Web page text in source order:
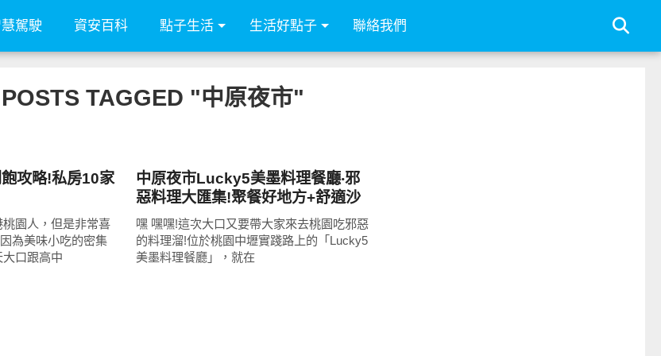
駕駛 資安百科 點子生活 生活好點子 聯絡我們
TAGGED "中原夜市"
攻略!私房10家
園人，但是非常喜
為美味小吃的密集
口跟高中
中原夜市Lucky5美墨料理餐廳‧邪
惡料理大匯集!聚餐好地方+舒適沙
發座椅推薦!
嘿 嘿嘿!這次大口又要帶大家來去桃園吃邪惡
的料理溜!位於桃園中壢實踐路上的「Lucky5
美墨料理餐廳」，就在